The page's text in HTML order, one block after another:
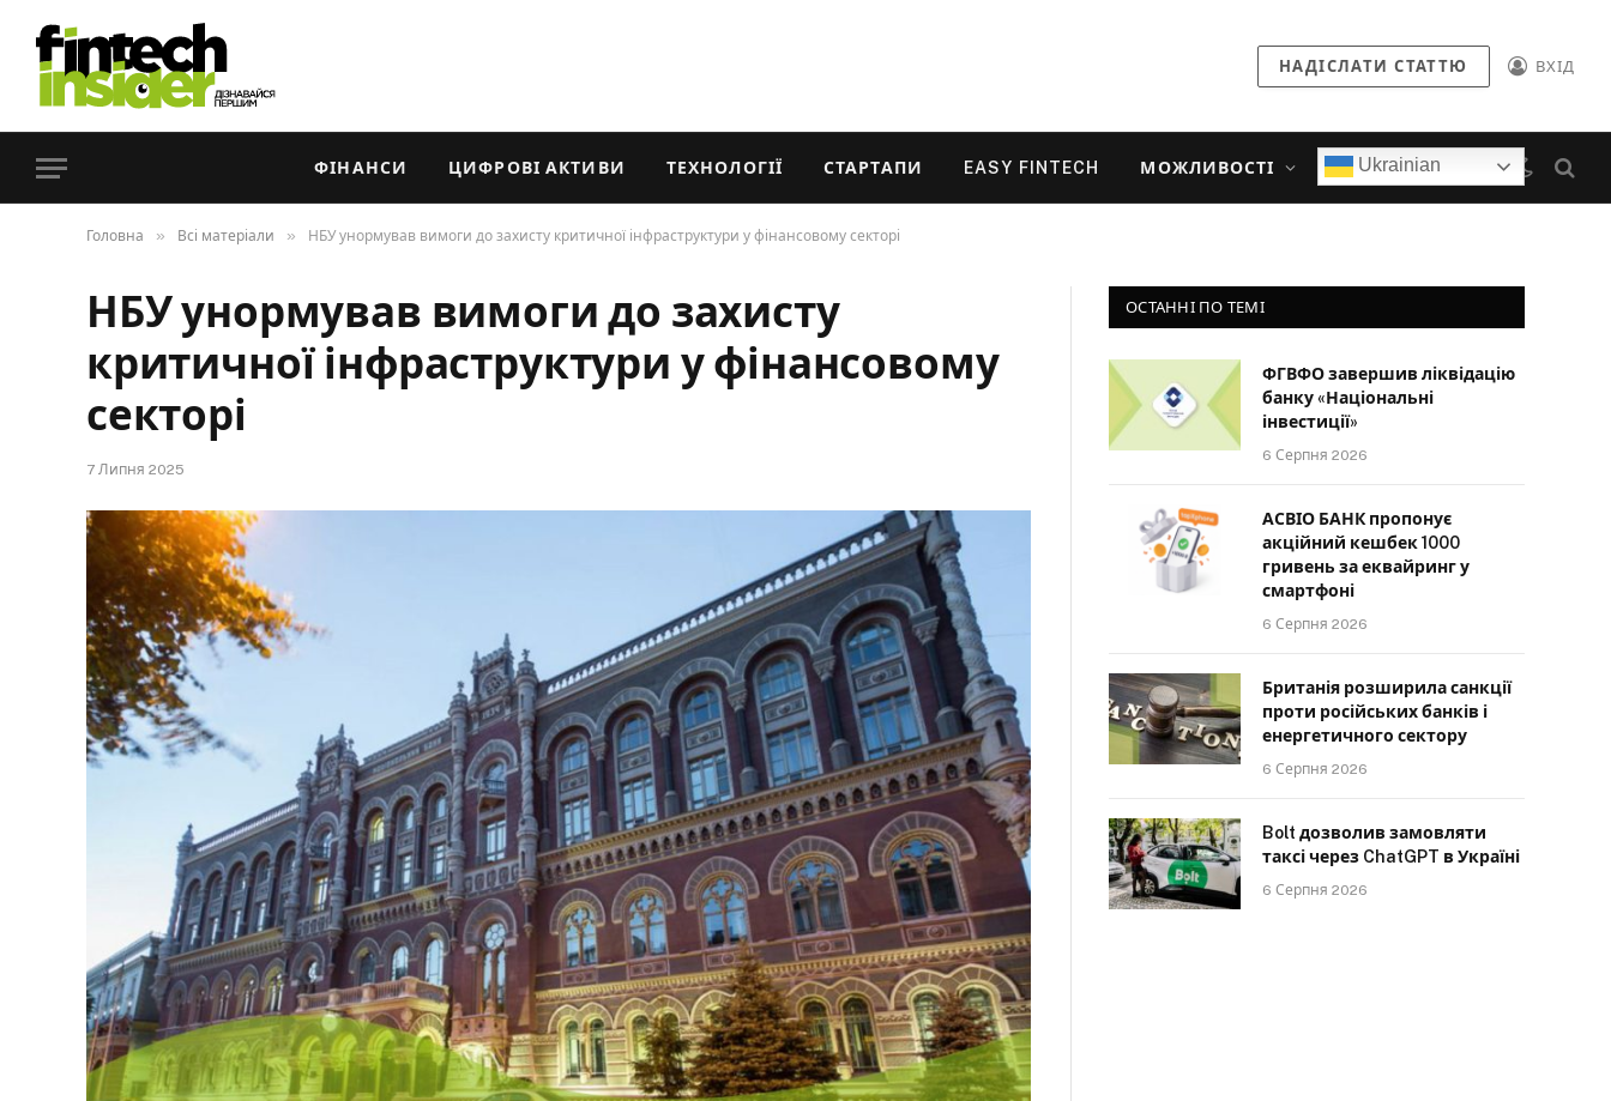
НАДІСЛАТИ СТАТТЮ ВХІД
ФІНАНСИ ЦИФРОВІ АКТИВИ ТЕХНОЛОГІЇ СТАРТАПИ EASY FINTECH МОЖЛИВОСТІ Ukrainian
Головна » Всі матеріали » НБУ унормував вимоги до захисту критичної інфраструктури у фінансовому секторі
НБУ унормував вимоги до захисту
критичної інфраструктури у фінансовому
секторі
7 Липня 2025
ОСТАННІ ПО ТЕМІ
ФГВФО завершив ліквідацію
банку «Національні
інвестиції»
6 Серпня 2026
АСВІО БАНК пропонує
акційний кешбек 1000
гривень за еквайринг у
смартфоні
6 Серпня 2026
Британія розширила санкції
проти російських банків і
енергетичного сектору
6 Серпня 2026
Bolt дозволив замовляти
таксі через ChatGPT в Україні
6 Серпня 2026